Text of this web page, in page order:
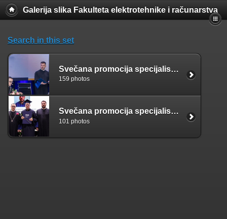
Galerija slika Fakulteta elektrotehnike i računarstva
Search in this set
Svečana promocija specijalista - 24.1.2026
159 photos
Svečana promocija specijalista (18. 1. 2025.)
101 photos